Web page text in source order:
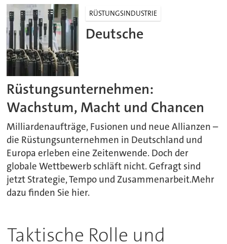
RÜSTUNGSINDUSTRIE
Deutsche
Rüstungsunternehmen:
Wachstum, Macht und Chancen
Milliardenaufträge, Fusionen und neue Allianzen –
die Rüstungsunternehmen in Deutschland und
Europa erleben eine Zeitenwende. Doch der
globale Wettbewerb schläft nicht. Gefragt sind
jetzt Strategie, Tempo und Zusammenarbeit.Mehr
dazu finden Sie hier.
Taktische Rolle und